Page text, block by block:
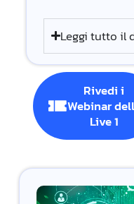
Leggi tutto il
Rivedi i
Webinar
Live 1